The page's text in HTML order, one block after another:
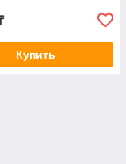
Купить